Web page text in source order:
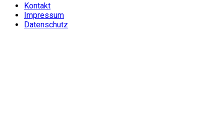
Kontakt
Impressum
Datenschutz